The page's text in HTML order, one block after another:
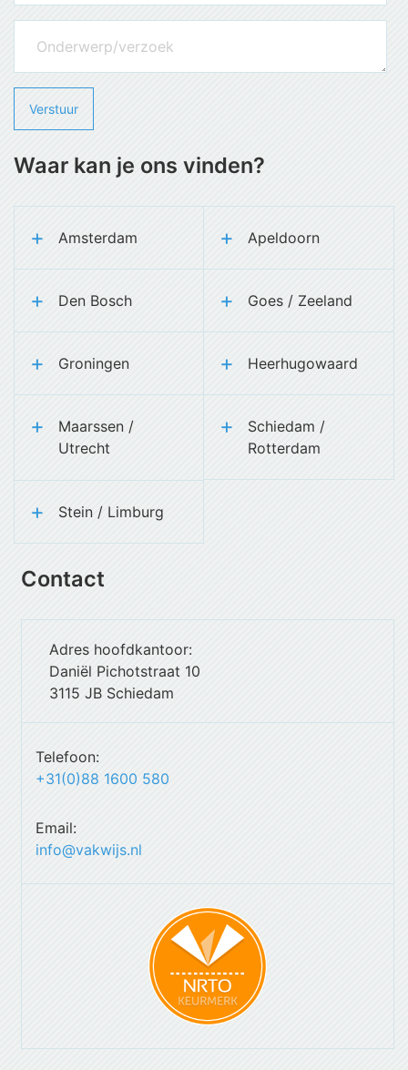
Waar kan je ons vinden?
Amsterdam Apeldoorn
Den Bosch Goes / Zeeland
Groningen Heerhugowaard
Maarssen /
Utrecht
Schiedam /
Rotterdam
Stein / Limburg
Contact
Adres hoofdkantoor:
Daniël Pichotstraat 10
3115 JB Schiedam
Telefoon:
+31(0)88 1600 580
Email:
info@vakwijs.nl